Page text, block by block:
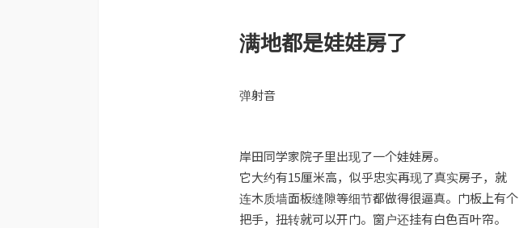
满地都是娃娃房了
弹射音
岸田同学家院子里出现了一个娃娃房。
它大约有15厘米高，似乎忠实再现了真实房子，就
连木质墙面板缝隙等细节都做得很逼真。门板上有个
把手，扭转就可以开门。窗户还挂有白色百叶帘。